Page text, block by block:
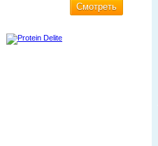
Cмотреть